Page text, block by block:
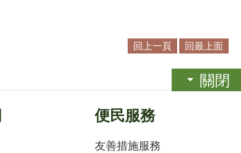
回上一頁 回最上面
關閉
便民服務
友善措施服務